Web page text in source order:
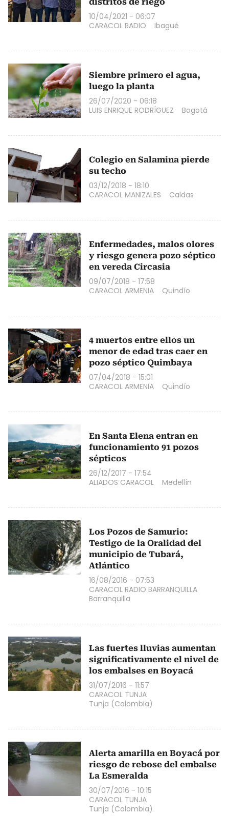
10/04/2021 - 06:07
CARACOL RADIO
Ibagué
Siembre primero el agua,
luego la planta
26/07/2020 - 06:18
LUIS ENRIQUE RODRÍGUEZ
Bogotá
Colegio en Salamina pierde
su techo
03/12/2018 - 18:10
CARACOL MANIZALES
Caldas
Enfermedades, malos olores
y riesgo genera pozo séptico
en vereda Circasia
09/07/2018 - 17:58
CARACOL ARMENIA
Quindío
4 muertos entre ellos un
menor de edad tras caer en
pozo séptico Quimbaya
07/04/2018 - 15:01
CARACOL ARMENIA
Quindío
En Santa Elena entran en
funcionamiento 91 pozos
sépticos
26/12/2017 - 17:54
ALIADOS CARACOL
Medellín
Los Pozos de Samurio:
Testigo de la Oralidad del
municipio de Tubará,
Atlántico
16/08/2016 - 07:53
CARACOL RADIO BARRANQUILLA
Barranquilla
Las fuertes lluvias aumentan
significativamente el nivel de
los embalses en Boyacá
31/07/2016 - 11:57
CARACOL TUNJA
Tunja (Colombia)
Alerta amarilla en Boyacá por
riesgo de rebose del embalse
La Esmeralda
30/07/2016 - 10:15
CARACOL TUNJA
Tunja (Colombia)